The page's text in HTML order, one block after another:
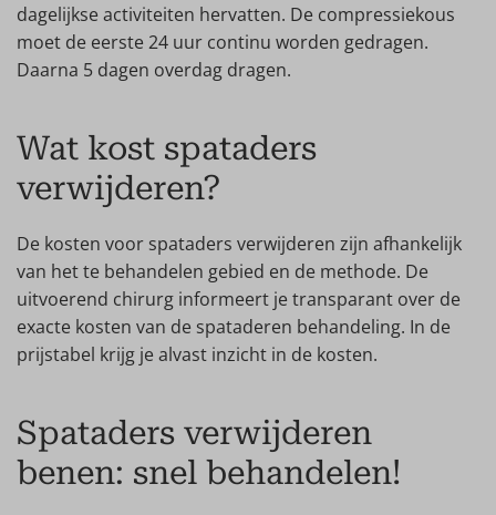
dagelijkse activiteiten hervatten. De compressiekous
moet de eerste 24 uur continu worden gedragen.
Daarna 5 dagen overdag dragen.
Wat kost spataders
verwijderen?
De kosten voor spataders verwijderen zijn afhankelijk
van het te behandelen gebied en de methode. De
uitvoerend chirurg informeert je transparant over de
exacte kosten van de spataderen behandeling. In de
prijstabel krijg je alvast inzicht in de kosten.
Spataders verwijderen
benen: snel behandelen!